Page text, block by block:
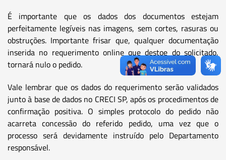
É importante que os dados dos documentos estejam
perfeitamente legíveis nas imagens, sem cortes, rasuras ou
obstruções. Importante frisar que, qualquer documentação
inserida no requerimento online que destoe do solicitado,
tornará nulo o pedido.
Vale lembrar que os dados do requerimento serão validados
junto à base de dados no CRECI SP, após os procedimentos de
confirmação positiva. O simples protocolo do pedido não
acarreta concessão do referido pedido, uma vez que o
processo será devidamente instruído pelo Departamento
responsável.